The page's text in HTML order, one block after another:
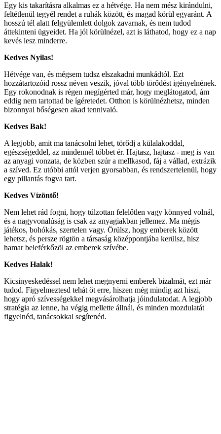
Egy kis takarításra alkalmas ez a hétvége. Ha nem mész kirándulni,
feltétlenül tegyél rendet a ruhák között, és magad körül egyaránt. A
hosszú tél alatt felgyülemlett dolgok zavarnak, és nem tudod
áttekinteni ügyeidet. Ha jól körülnézel, azt is láthatod, hogy ez a nap
kevés lesz minderre.
Kedves Nyilas!
Hétvége van, és mégsem tudsz elszakadni munkádtól. Ezt
hozzátartozóid rossz néven veszik, jóval több törődést igényelnének.
Egy rokonodnak is régen megígérted már, hogy meglátogatod, ám
eddig nem tartottad be ígéretedet. Otthon is körülnézhetsz, minden
bizonnyal bőségesen akad tennivaló.
Kedves Bak!
A legjobb, amit ma tanácsolni lehet, törődj a külalakoddal,
egészségeddel, az mindennél többet ér. Hajtasz, hajtasz - meg is van
az anyagi vonzata, de közben szúr a mellkasod, fáj a vállad, extrázik
a szíved. Ez utóbbi attól verjen gyorsabban, és rendszertelenül, hogy
egy pillantás fogva tart.
Kedves Vízöntő!
Nem lehet rád fogni, hogy túlzottan felelőtlen vagy könnyed volnál,
és a nagyvonalúság is csak az anyagiakban jellemez. Ma mégis
játékos, bohókás, szertelen vagy. Örülsz, hogy emberek között
lehetsz, és persze rögtön a társaság középpontjába kerülsz, hisz
hamar beleférkőzöl az emberek szívébe.
Kedves Halak!
Kicsinyeskedéssel nem lehet megnyerni emberek bizalmát, ezt már
tudod. Figyelmeztesd tehát őt erre, hiszen még mindig azt hiszi,
hogy apró szívességekkel megvásárolhatja jóindulatodat. A legjobb
stratégia az lenne, ha végig mellette állnál, és minden mozdulatát
figyelnéd, tanácsokkal segítenéd.